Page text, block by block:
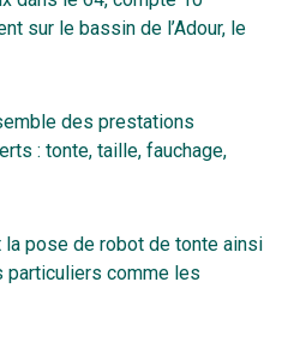
sur le bassin de l’Adour, le
des prestations
: tonte, taille, fauchage,
pose de robot de tonte ainsi
particuliers comme les